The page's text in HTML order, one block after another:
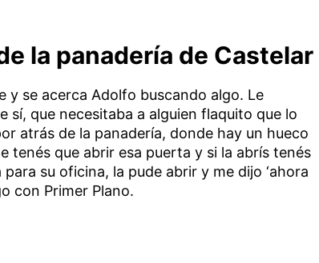
la panadería de Castelar
y se acerca Adolfo buscando algo. Le
sí, que necesitaba a alguien flaquito que lo
atrás de la panadería, donde hay un hueco
tenés que abrir esa puerta y si la abrís tenés
su oficina, la pude abrir y me dijo ‘ahora
con Primer Plano.